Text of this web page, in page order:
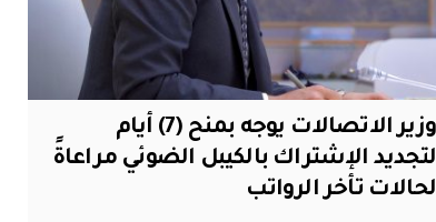
وزير الاتصالات يوجه بمنح (7) أيام
لتجديد الإشتراك بالكيبل الضوئي مراعاةً
لحالات تأخر الرواتب